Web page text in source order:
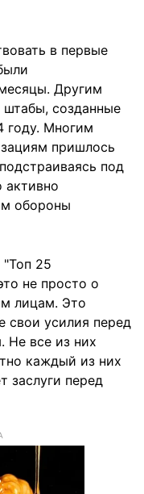
в первые
Другим
штабы, созданные
году. Многим
пришлось
под
активно
обороны
"Топ 25
не просто о
лицам. Это
свои усилия перед
Не все из них
каждый из них
заслуги перед